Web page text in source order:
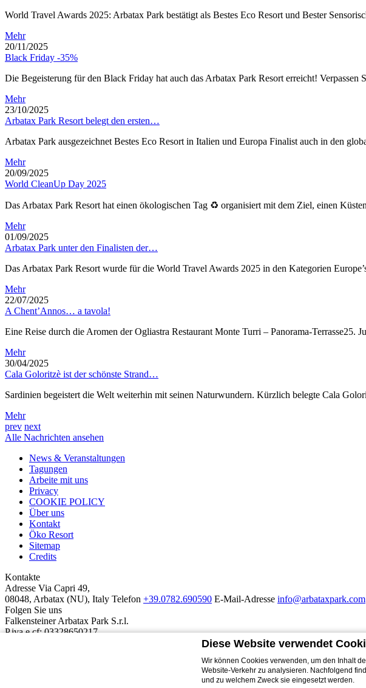
Diese Website verwendet
Wir können Cookies verwenden, um den Inhalt
Website-Verkehr zu analysieren. Nachfolgend
und zu welchem Zweck sie eingesetzt werden.
World Travel Awards 2025: Arbatax Park bestätigt als Bestes Eco Resort und Bester
Mehr
20/11/2025
Black Friday -35%
Die Begeisterung für den Black Friday hat auch das Arbatax Park Resort erreicht!
Mehr
23/10/2025
Arbatax Park Resort belegt den ersten…
Arbatax Park ausgezeichnet Bestes Eco Resort in Italien und Europa Finalist auch in den
Mehr
20/09/2025
World CleanUp Day 2025
Das Arbatax Park Resort hat einen ökologischen Tag ♻ organisiert mit dem Ziel, einen
Mehr
01/09/2025
Arbatax Park unter den Finalisten der…
Das Arbatax Park Resort wurde für die World Travel Awards 2025 in den Kategorien
Mehr
22/07/2025
A Chent’Annos… a tavola!
Eine Reise durch die Aromen der Ogliastra Restaurant Monte Turri – Panorama-
Mehr
30/04/2025
Cala Goloritzè ist der schönste Strand…
Sardinien begeistert die Welt weiterhin mit seinen Naturwundern. Kürzlich belegte Cala
Mehr
prev next
Alle Nachrichten ansehen
News & Veranstaltungen
Tagungen
Arbeite mit uns
Privacy
COOKIE POLICY
Über uns
Kontakt
Öko Resort
Sitemap
Credits
Kontakte
Adresse Via Capri 49,
08048, Arbatax (NU), Italy Telefon +39.0782.690590 E-Mail-Adresse info@arbataxpark.com
Folgen Sie uns
Falkensteiner Arbatax Park S.r.l.
P.iva e cf: 03328650217
Monte Turri Telis Dune Cottage Ville del